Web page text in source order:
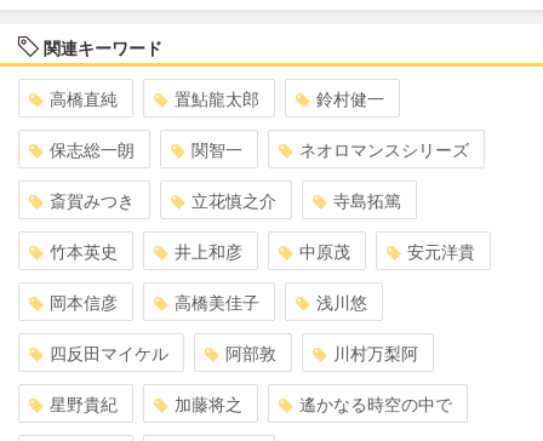
関連キーワード
高橋直純 置鮎龍太郎 鈴村健一
保志総一朗 関智一 ネオロマンスシリーズ
斎賀みつき 立花慎之介 寺島拓篤
竹本英史 井上和彦 中原茂 安元洋貴
岡本信彦 高橋美佳子 浅川悠
四反田マイケル 阿部敦 川村万梨阿
星野貴紀 加藤将之 遙かなる時空の中で